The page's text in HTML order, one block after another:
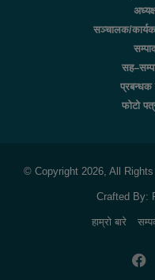
सञ्चालक/
प्रबन्धक
फोटो
© Copyright 2026, All
Crafted By:
हाम्रो बारे